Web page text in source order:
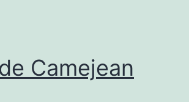
Camejean